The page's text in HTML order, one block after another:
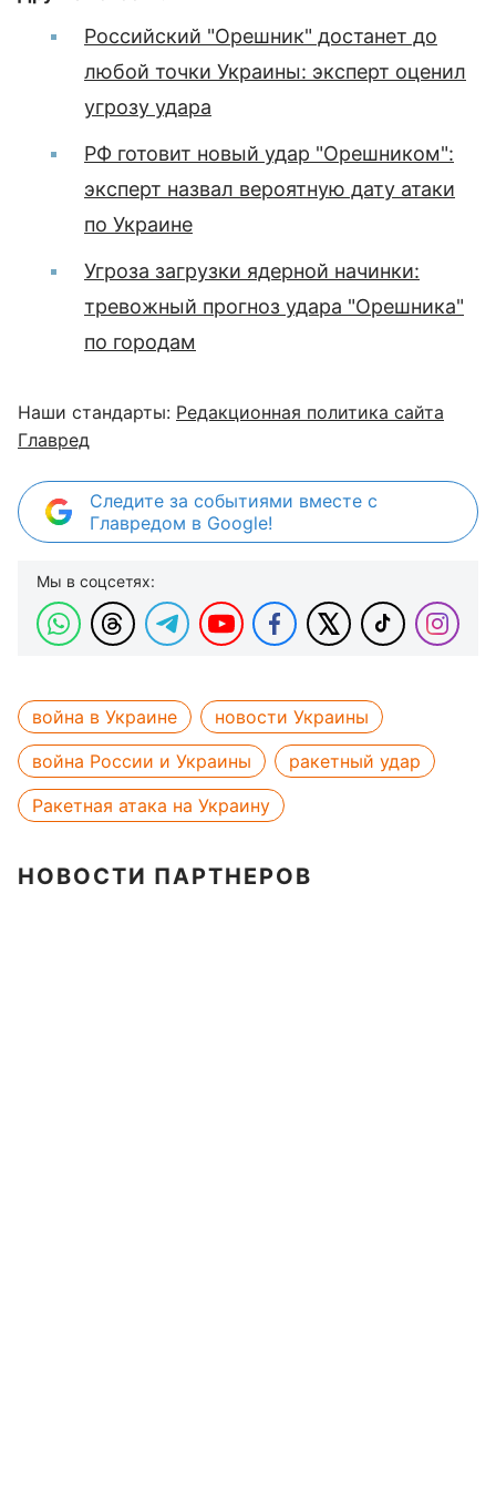
Российский "Орешник" достанет до
любой точки Украины: эксперт оценил
угрозу удара
РФ готовит новый удар "Орешником":
эксперт назвал вероятную дату атаки
по Украине
Угроза загрузки ядерной начинки:
тревожный прогноз удара "Орешника"
по городам
Наши стандарты: Редакционная политика сайта
Главред
Следите за событиями вместе с
Главредом в Google!
Мы в соцсетях:
война в Украине
новости Украины
война России и Украины
ракетный удар
Ракетная атака на Украину
НОВОСТИ ПАРТНЕРОВ